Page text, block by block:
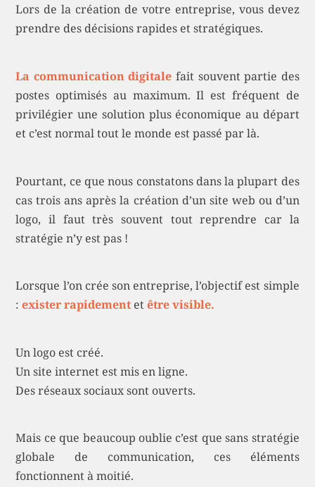
Lors de la création de votre entreprise, vous devez
prendre des décisions rapides et stratégiques.
La communication digitale fait souvent partie des
postes optimisés au maximum. Il est fréquent de
privilégier une solution plus économique au départ
et c’est normal tout le monde est passé par là.
Pourtant, ce que nous constatons dans la plupart des
cas trois ans après la création d’un site web ou d’un
logo, il faut très souvent tout reprendre car la
stratégie n’y est pas !
Lorsque l’on crée son entreprise, l’objectif est simple
:exister rapidement etêtre visible.
Un logo est créé.
Un site internet est mis en ligne.
Des réseaux sociaux sont ouverts.
Mais ce que beaucoup oublie c’est que sans stratégie
globale de communication, ces éléments
fonctionnent à moitié.